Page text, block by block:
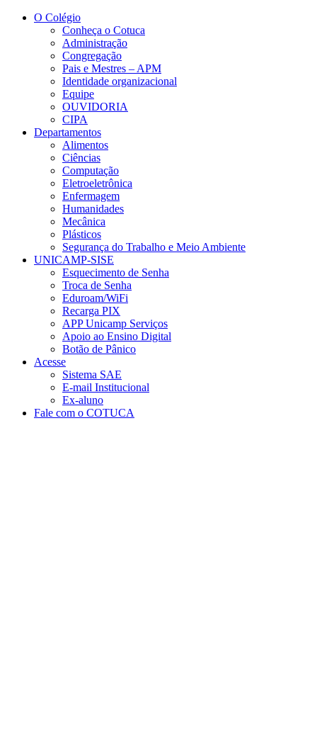
Conteúdo principal
O Colégio
Conheça o Cotuca
Administração
Congregação
Pais e Mestres – APM
Identidade organizacional
Equipe
OUVIDORIA
CIPA
Departamentos
Alimentos
Ciências
Computação
Eletroeletrônica
Enfermagem
Humanidades
Mecânica
Plásticos
Segurança do Trabalho e Meio Ambiente
UNICAMP-SISE
Esquecimento de Senha
Troca de Senha
Eduroam/WiFi
Recarga PIX
APP Unicamp Serviços
Apoio ao Ensino Digital
Botão de Pânico
Acesse
Sistema SAE
E-mail Institucional
Ex-aluno
Fale com o COTUCA